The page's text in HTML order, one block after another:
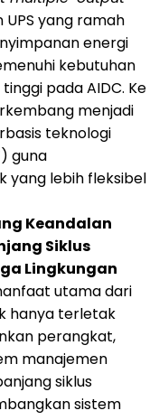
yang ramah
energi
kebutuhan
pada AIDC. Ke
menjadi
teknologi
guna
yang lebih fleksibel
Keandalan
Siklus
Lingkungan
utama dari
hanya terletak
perangkat,
manajemen
siklus
sistem